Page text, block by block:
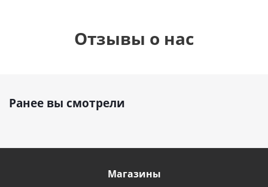
Отзывы о нас
Ранее вы смотрели
Магазины